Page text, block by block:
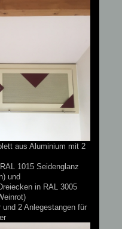
aus Aluminium mit 2
1015 Seidenglanz
und
in RAL 3005
2 Anlegestangen für